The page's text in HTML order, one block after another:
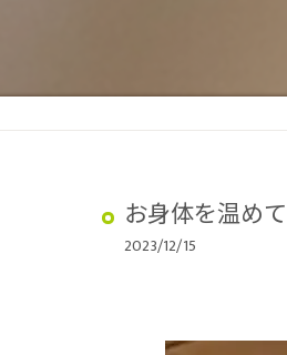
お身体を温め
2023/12/15